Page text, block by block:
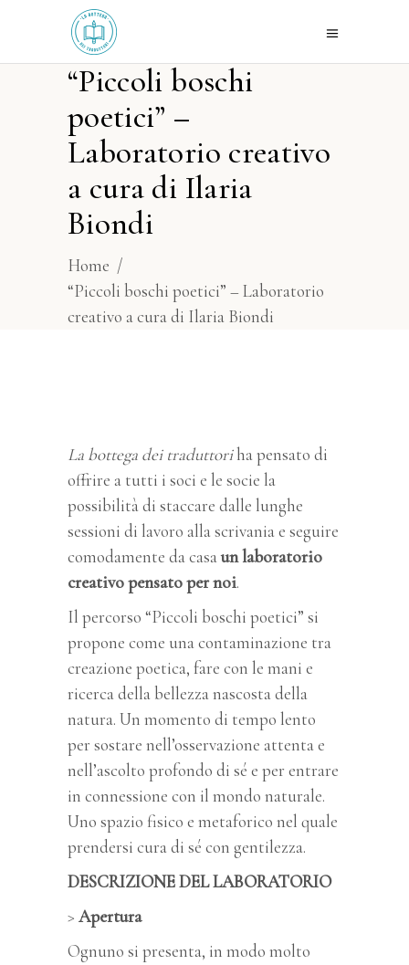
“Piccoli boschi
poetici” –
Laboratorio creativo
a cura di Ilaria
Biondi
Home /
“Piccoli boschi poetici” – Laboratorio
creativo a cura di Ilaria Biondi
La bottega dei traduttoriha pensato di
offrire a tutti i soci e le socie la
possibilità di staccare dalle lunghe
sessioni di lavoro alla scrivania e seguire
comodamente da casaun laboratorio
creativo pensato per noi.
Il percorso “Piccoli boschi poetici” si
propone come una contaminazione tra
creazione poetica, fare con le mani e
ricerca della bellezza nascosta della
natura. Un momento di tempo lento
per sostare nell’osservazione attenta e
nell’ascolto profondo di sé e per entrare
in connessione con il mondo naturale.
Uno spazio fisico e metaforico nel quale
prendersi cura di sé con gentilezza.
DESCRIZIONE DEL LABORATORIO
> Apertura
Ognuno si presenta, in modo molto